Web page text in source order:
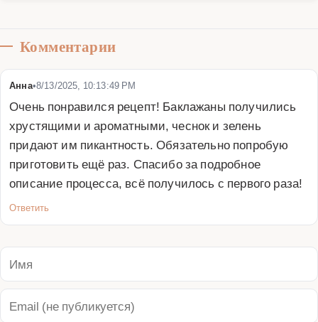
Комментарии
Анна•8/13/2025, 10:13:49 PM
Очень понравился рецепт! Баклажаны получились
хрустящими и ароматными, чеснок и зелень
придают им пикантность. Обязательно попробую
приготовить ещё раз. Спасибо за подробное
описание процесса, всё получилось с первого раза!
Ответить